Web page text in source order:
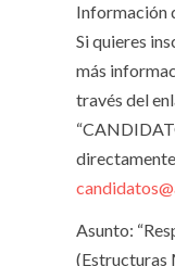
Información
Si quieres
más
través del
Asunto:
(Estructuras